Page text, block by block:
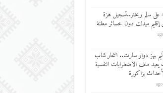
بقوة 4.8 على سلم ريختر..تسجيل هزة
إقليم ميدلت دون خسائر معلنة
يهز دوار سارت.. انتحار شاب
يعيد ملف الاضطرابات النفسية
بزاكورة